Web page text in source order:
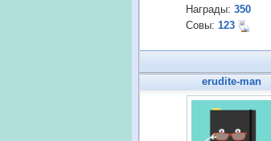
Награды: 350
Совы: 123
erudite-man